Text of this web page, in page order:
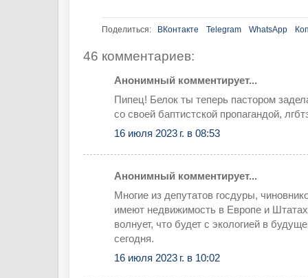
Поделиться: ВКонтакте Telegram WhatsApp
46 комментариев:
Анонимный комментирует...
Пипец! Белок ты теперь пастором
со своей баптистской пропагандой,
16 июля 2023 г. в 08:53
Анонимный комментирует...
Многие из депутатов госдуры,
имеют недвижимость в Европе и
волнует, что будет с экологией в
сегодня.
16 июля 2023 г. в 10:02